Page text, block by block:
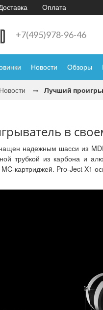
Оплата
+7(495)978-96-46
Новости Обзоры
Новости Лучший
в
надежным шасси из
трубкой из карбона и
MC-картриджей. Pro-Ject X1